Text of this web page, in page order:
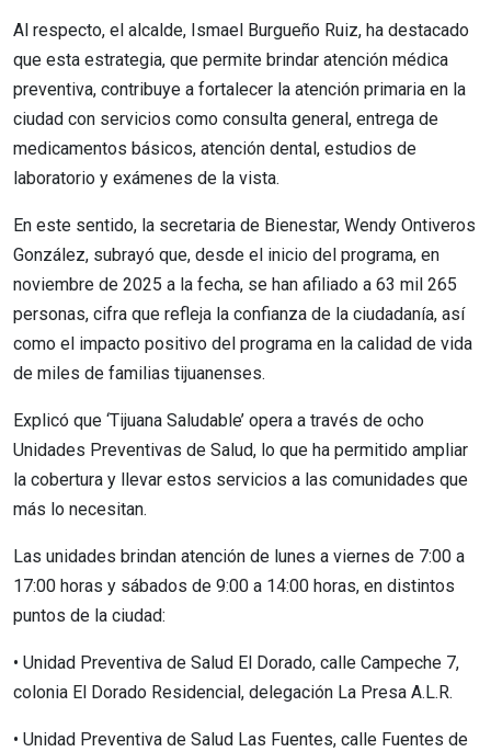
Al respecto, el alcalde, Ismael Burgueño Ruiz, ha destacado
que esta estrategia, que permite brindar atención médica
preventiva, contribuye a fortalecer la atención primaria en la
ciudad con servicios como consulta general, entrega de
medicamentos básicos, atención dental, estudios de
laboratorio y exámenes de la vista.
En este sentido, la secretaria de Bienestar, Wendy Ontiveros
González, subrayó que, desde el inicio del programa, en
noviembre de 2025 a la fecha, se han afiliado a 63 mil 265
personas, cifra que refleja la confianza de la ciudadanía, así
como el impacto positivo del programa en la calidad de vida
de miles de familias tijuanenses.
Explicó que ‘Tijuana Saludable’ opera a través de ocho
Unidades Preventivas de Salud, lo que ha permitido ampliar
la cobertura y llevar estos servicios a las comunidades que
más lo necesitan.
Las unidades brindan atención de lunes a viernes de 7:00 a
17:00 horas y sábados de 9:00 a 14:00 horas, en distintos
puntos de la ciudad:
• Unidad Preventiva de Salud El Dorado, calle Campeche 7,
colonia El Dorado Residencial, delegación La Presa A.L.R.
• Unidad Preventiva de Salud Las Fuentes, calle Fuentes de